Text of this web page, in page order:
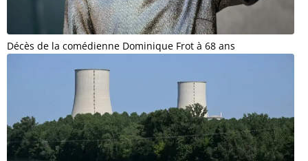
Décès de la comédienne Dominique Frot à 68 ans